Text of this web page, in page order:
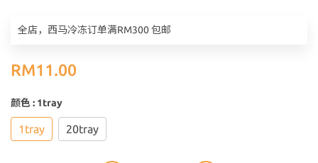
全店，西马冷冻订单满RM300 包邮
RM11.00
颜色: 1tray
1tray 20tray